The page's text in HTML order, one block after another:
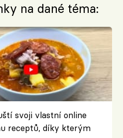
na dané téma:
svoji vlastní online
receptů, díky kterým